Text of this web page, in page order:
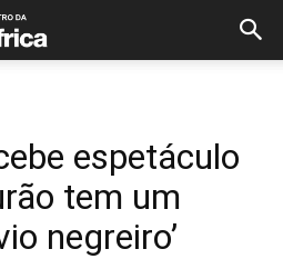
espetáculo
tem um
negreiro’